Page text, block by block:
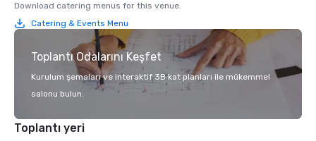
Download catering menus for this venue.
Catering & Events Menu
Toplantı Odalarını Keşfet
Kurulum şemaları ve interaktif 3B kat planları ile mükemmel
salonu bulun.
Toplantı yeri